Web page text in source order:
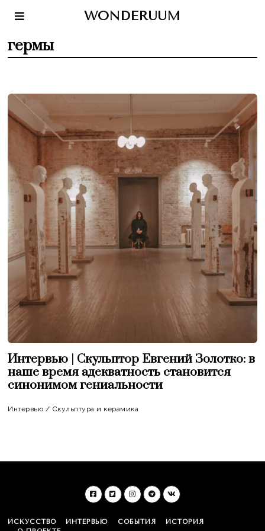
WONDERUUM
гермы
Интервью | Скульптор Евгений Золотко: в
наше время адекватность становится
синонимом гениальности
Интервью / Скульптура и керамика
ИСКУССТВО ИНТЕРВЬЮ СОБЫТИЯ
ИСТОРИЯ